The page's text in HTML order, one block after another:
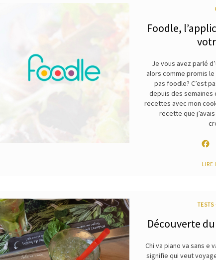
Foodle,
Je vous avez parlé
alors comme promis
pas foodle? C’est
depuis des
recettes avec mon
recette que
LIRE
TESTS
Découverte
Chi va piano va sans e
signifie qui veut